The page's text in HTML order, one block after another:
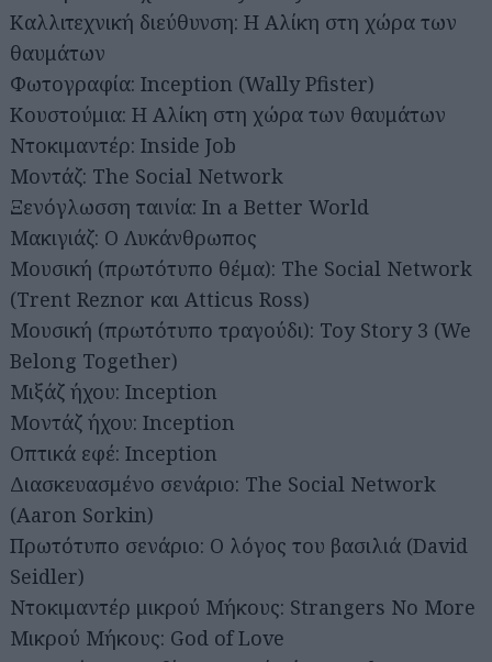
Καλλιτεχνική διεύθυνση: Η Αλίκη στη χώρα των
θαυμάτων
Φωτογραφία: Inception (Wally Pfister)
Κουστούμια: Η Αλίκη στη χώρα των θαυμάτων
Ντοκιμαντέρ: Inside Job
Μοντάζ: The Social Network
Ξενόγλωσση ταινία: In a Better World
Μακιγιάζ: Ο Λυκάνθρωπος
Μουσική (πρωτότυπο θέμα): The Social Network
(Trent Reznor και Atticus Ross)
Μουσική (πρωτότυπο τραγούδι): Toy Story 3 (We
Belong Together)
Μιξάζ ήχου: Inception
Μοντάζ ήχου: Inception
Οπτικά εφέ: Inception
Διασκευασμένο σενάριο: The Social Network
(Aaron Sorkin)
Πρωτότυπο σενάριο: Ο λόγος του βασιλιά (David
Seidler)
Ντοκιμαντέρ μικρού Μήκους: Strangers No More
Μικρού Μήκους: God of Love